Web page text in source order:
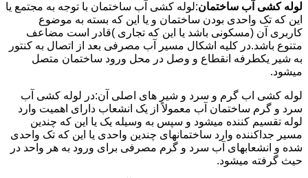
لوله کشی آب ساختمان:لوله کشی آب ساختمان با توجه به مجتمع یا
این که تک واحدی بودن ساختمان و یا این که بسته به موضوع
کاربری آن (مسکونی باشد یا این که تجاری )قادر است مضاعف
متنوع باشد.در کلیه اشکال مسیر آب مصرفی بعد از اتصال به کنتور
به شیر یکطرفه انقطاع و وصل در محل ورود ساختمان متصل
میشود.
لوله کشی اب گرم و سرد و شیر های اصلی آن:در لوله کشی آب
سرد و گرم ساختمان آب معمولاً از یک انشعاب دارای اهمیت وارد
لوله تقسیم کننده میشود و سپس به وسیله یک یا این که چندین
مسیر جداکننده وارد ساختمانهای چندین واحدی یا این که تک واحدی
شده و انشعابهای آب سرد و گرم مصرفی برای ورود به هر واحد در
حیث گرفته میشود.